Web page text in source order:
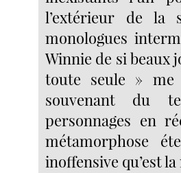
l’extérieur de la
monologues
Winnie de si beaux
toute seule »
souvenant du
personnages en
métamorphose
inoffensive qu’est